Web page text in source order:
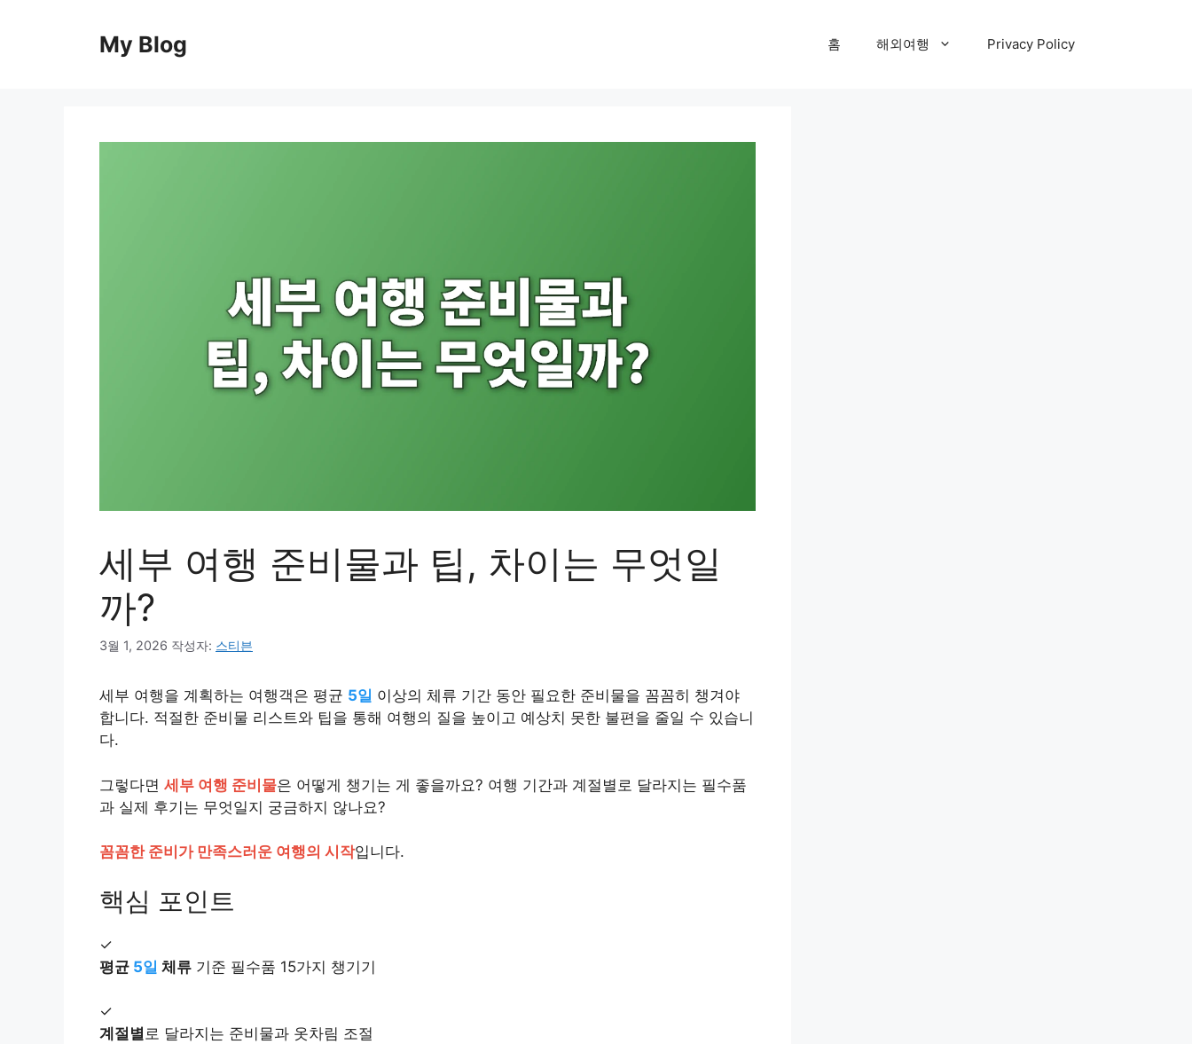
My Blog 홈 해외여행 Privacy Policy
세부 여행 준비물과 팁, 차이는 무엇일
까?
3월 1, 2026 작성자: 스티븐
세부 여행을 계획하는 여행객은 평균 5일 이상의 체류 기간 동안 필요한 준비물을 꼼꼼히 챙겨야
합니다. 적절한 준비물 리스트와 팁을 통해 여행의 질을 높이고 예상치 못한 불편을 줄일 수 있습니
다.
그렇다면 세부 여행 준비물은 어떻게 챙기는 게 좋을까요? 여행 기간과 계절별로 달라지는 필수품
과 실제 후기는 무엇일지 궁금하지 않나요?
꼼꼼한 준비가 만족스러운 여행의 시작입니다.
핵심 포인트
✓
평균 5일 체류 기준 필수품 15가지 챙기기
✓
계절별로 달라지는 준비물과 옷차림 조절